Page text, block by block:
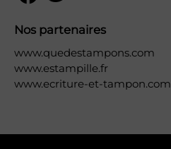
Nos partenaires
www.quedestampons.com
www.estampille.fr
www.ecriture-et-tampon.com